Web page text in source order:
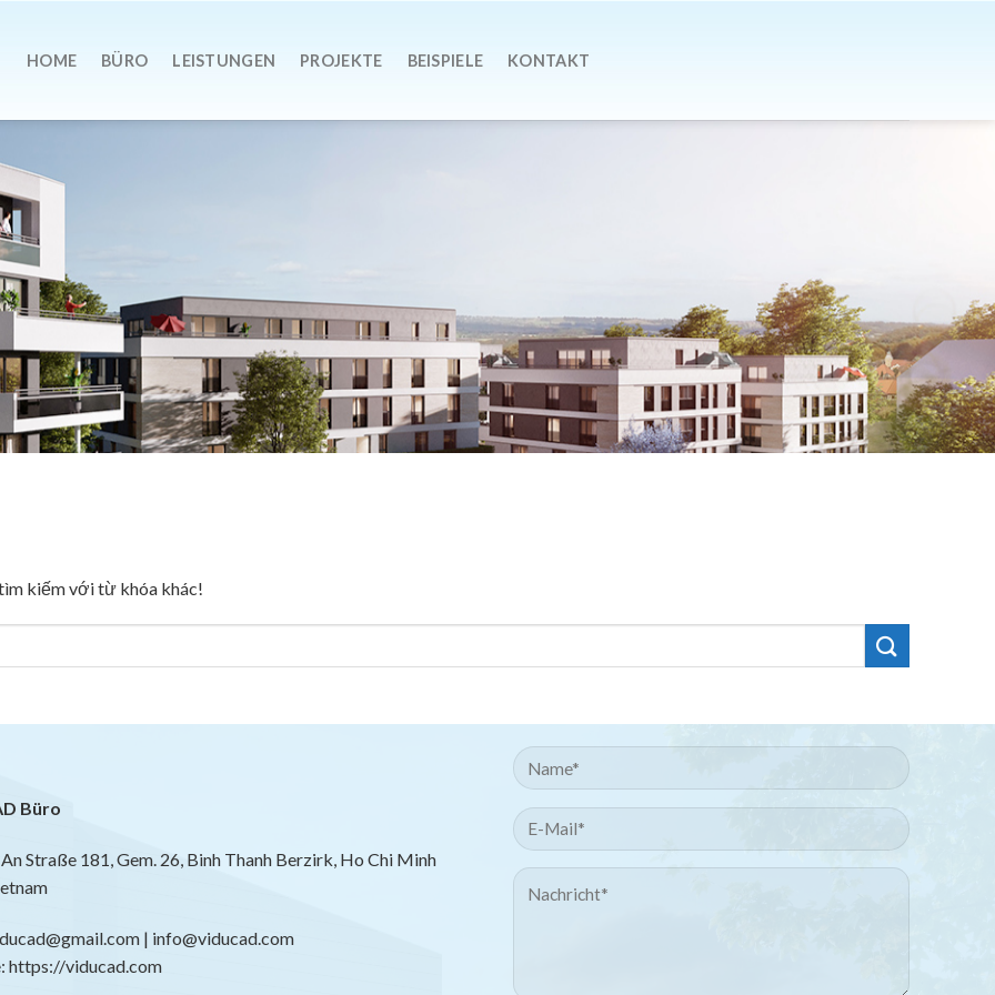
HOME BÜRO LEISTUNGEN PROJEKTE BEISPIELE KONTAKT
kiếm với từ khóa khác!
Büro
An Straße 181, Gem. 26, Binh Thanh Berzirk, Ho Chi Minh
| info@viducad.com
https://viducad.com